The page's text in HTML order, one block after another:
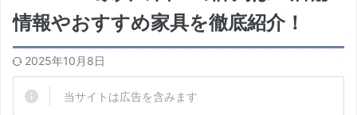
情報やおすすめ家具を徹底紹介！
2025年10月8日
当サイトは広告を含みます